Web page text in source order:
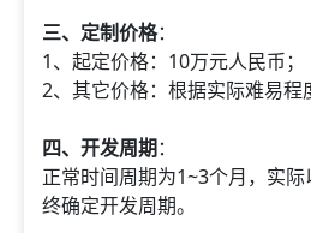
三、定制价格：
1、起定价格：10万元人民币；
2、其它价格：根据实际难易程
四、开发周期：
正常时间周期为1~3个月，实
终确定开发周期。